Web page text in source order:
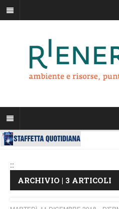
::
ARCHIVIO | 3 ARTICOLI